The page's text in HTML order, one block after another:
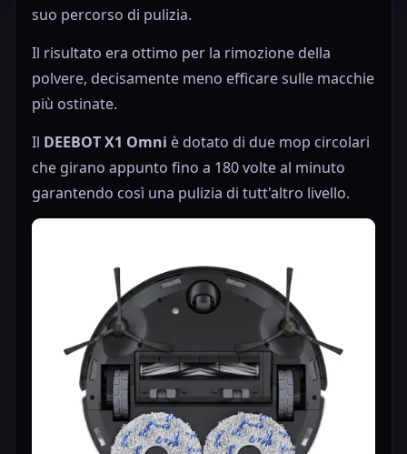
suo percorso di pulizia.
Il risultato era ottimo per la rimozione della
polvere, decisamente meno efficare sulle macchie
più ostinate.
Il DEEBOT X1 Omni è dotato di due mop circolari
che girano appunto fino a 180 volte al minuto
garantendo così una pulizia di tutt'altro livello.